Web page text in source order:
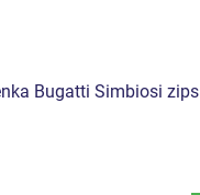
Bugatti Simbiosi zips